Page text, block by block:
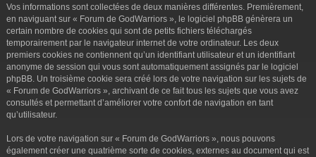
Vos informations sont collectées de deux manières différentes. Premièrement,
en naviguant sur « Forum de GodWarriors », le logiciel phpBB génèrera un
certain nombre de cookies qui sont de petits fichiers téléchargés
temporairement par le navigateur internet de votre ordinateur. Les deux
premiers cookies ne contiennent qu’un identifiant utilisateur et un identifiant
anonyme de session qui vous sont automatiquement assignés par le logiciel
phpBB. Un troisième cookie sera créé lors de votre navigation sur les sujets de
« Forum de GodWarriors », archivant de ce fait tous les sujets que vous avez
consultés et permettant d’améliorer votre confort de navigation en tant
qu’utilisateur.
Lors de votre navigation sur « Forum de GodWarriors », nous pouvons
également créer une quatrième sorte de cookies, externes au document qui est